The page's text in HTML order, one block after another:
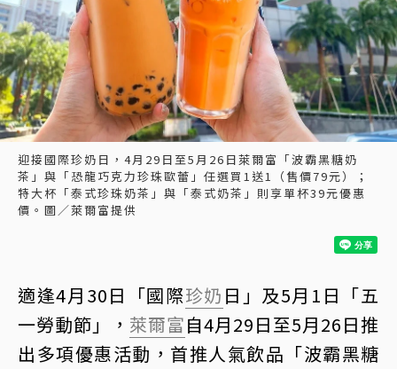
迎接國際珍奶日，4月29日至5月26日萊爾富「波霸黑糖奶
茶」與「恐龍巧克力珍珠歐蕾」任選買1送1（售價79元）；
特大杯「泰式珍珠奶茶」與「泰式奶茶」則享單杯39元優惠
價。圖／萊爾富提供
適逢4月30日「國際珍奶 日」及5月1日「五
一勞動節」， 萊爾富自4月29日至5月26日推
出多項優惠活動，首推人氣飲品「波霸黑糖